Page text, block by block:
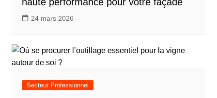
24 mars 2026
Secteur Professionnel